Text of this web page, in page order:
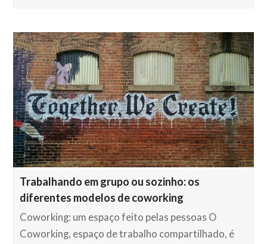
Trabalhando em grupo ou sozinho: os
diferentes modelos de coworking
Coworking: um espaço feito pelas pessoas O
Coworking, espaço de trabalho compartilhado, é